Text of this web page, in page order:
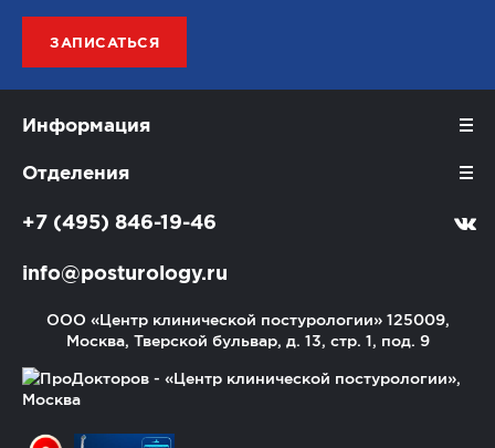
ЗАПИСАТЬСЯ
ООО «Центр клинической постурологии» 125009,
Москва, Тверской бульвар, д. 13, стр. 1, под. 9
Информация
Отделения
+7 (495) 846-19-46
info@posturology.ru